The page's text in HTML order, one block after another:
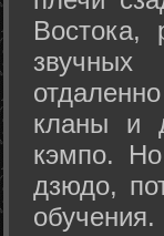
кланы и
кэмпо. Но
дзюдо,
обучения.